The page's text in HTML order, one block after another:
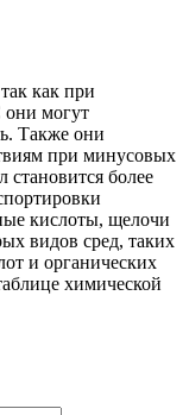
как при
они могут
Также они
при минусовых
становится более
кислоты, щелочи
видов сред, таких
и органических
химической